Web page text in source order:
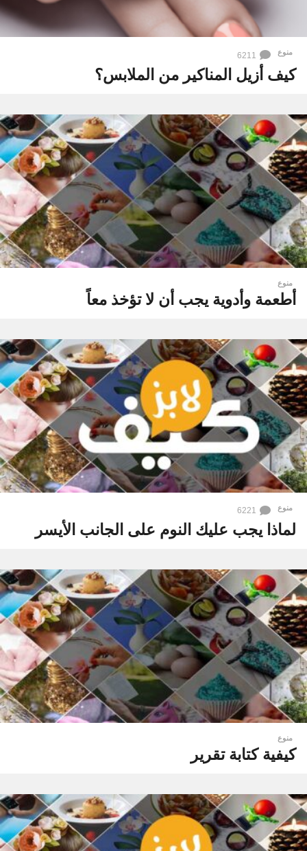
منوع 6211
كيف أزيل المناكير من الملابس؟
منوع
أطعمة وأدوية يجب أن لا تؤخذ معاً
منوع 6221
لماذا يجب عليك النوم على الجانب الأيسر
منوع
كيفية كتابة تقرير